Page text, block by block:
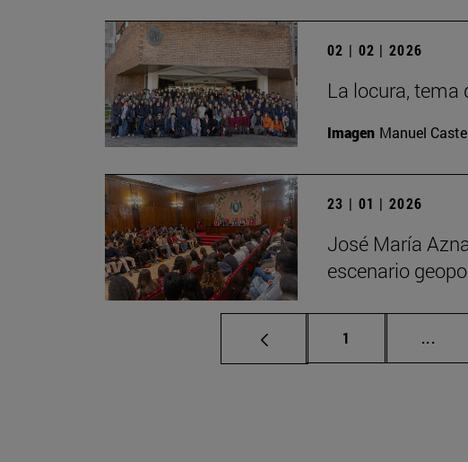
02 | 02 | 2026
La locura, tema
Imagen Manuel
23 | 01 | 2026
José María
escenario
Página
1 ...